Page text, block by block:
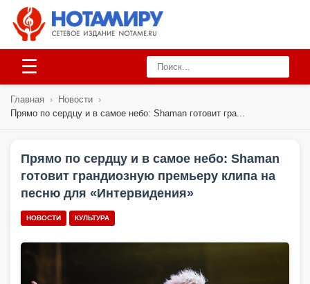
☰
Главная › Новости ›
Прямо по сердцу и в самое небо: Shaman готовит гра...
Прямо по сердцу и в самое небо: Shaman
готовит грандиозную премьеру клипа на
песню для «Интервидения»
НОВОСТИ КУЛЬТУРА